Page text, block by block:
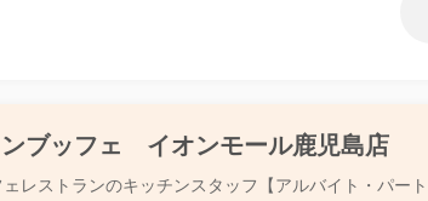
ブッフェ イオンモール鹿児島店
レストランのキッチンスタッフ【アルバイト・パート